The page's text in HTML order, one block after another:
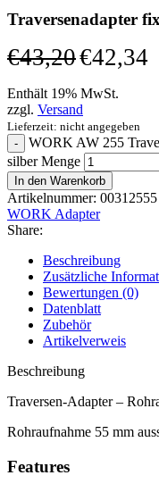
Traversenadapter
€43,20€42,34
Enthält 19% MwSt.
zzgl. Versand
Lieferzeit: nicht angegeben
WORK AW 255
silber Menge
In den Warenkorb
Artikelnummer: 00312555
WORK Adapter
Share:
Beschreibung
Zusätzliche
Bewertungen (0)
Datenblatt
Zubehör
Artikelverweis
Beschreibung
Traversen-Adapter –
Rohraufnahme 55 mm
Features